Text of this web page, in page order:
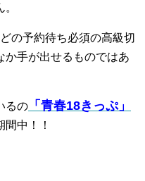
の予約待ち必須の高級切
か手が出せるものではあ
るの 「青春18きっぷ」
中！！